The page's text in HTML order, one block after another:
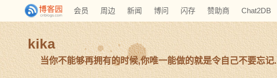
会员 周边 新闻 博问 闪存 赞助商 Chat2DB
kika
当你不能够再拥有的时候,你唯一能做的就是令自己不要忘记.